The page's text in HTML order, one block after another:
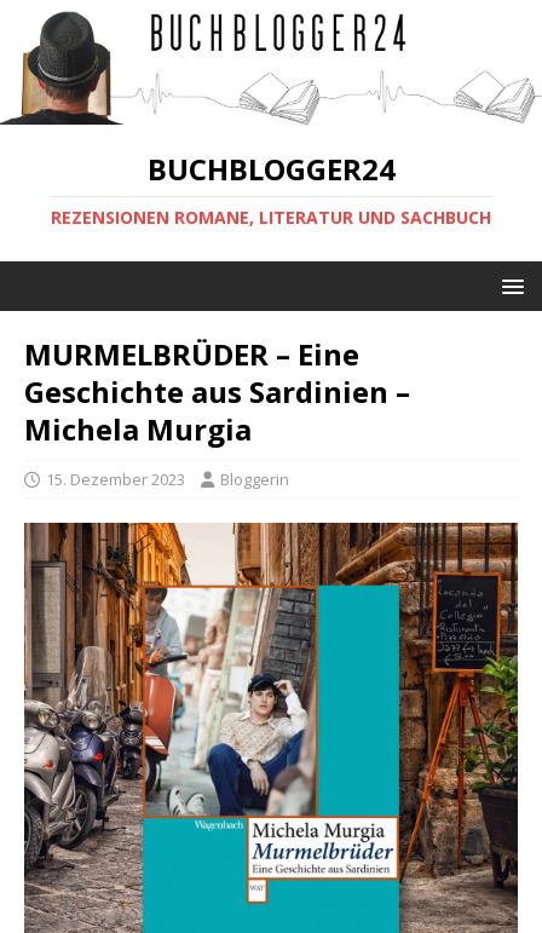
BUCHBLOGGER24
REZENSIONEN ROMANE, LITERATUR UND SACHBUCH
MURMELBRÜDER – Eine
Geschichte aus Sardinien –
Michela Murgia
15. Dezember 2023 Bloggerin